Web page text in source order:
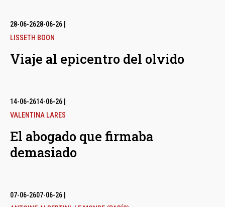
28-06-2628-06-26
LISSETH BOON
Viaje al epicentro del olvido
14-06-2614-06-26
VALENTINA LARES
El abogado que firmaba
demasiado
07-06-2607-06-26